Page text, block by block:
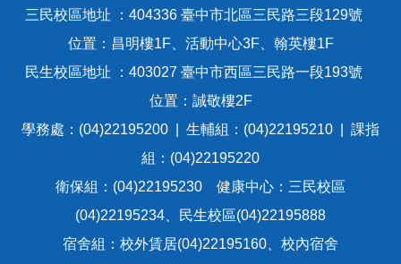
性教育(含愛滋病防治)專區
表格下載
校園食安衛生營養專區
大家醫計畫
三民校區地址 ：404336 臺中市北區三民路三段129號
位置：昌明樓1F、活動中心3F、翰英樓1F
民生校區地址 ：403027 臺中市西區三民路一段193號
位置：誠敬樓2F
學務處：(04)22195200 | 生輔組：(04)22195210 | 課指
組：(04)22195220
衛保組：(04)22195230 健康中心：三民校區
(04)22195234、民生校區(04)22195888
宿舍組：校外賃居(04)22195160、校內宿舍